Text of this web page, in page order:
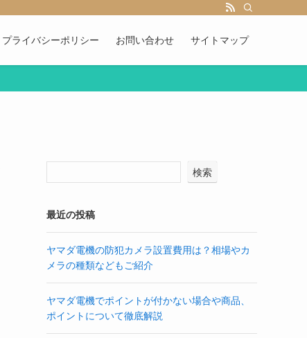
プライバシーポリシー お問い合わせ サイトマップ
検索
最近の投稿
ヤマダ電機の防犯カメラ設置費用は？相場やカ
メラの種類などもご紹介
ヤマダ電機でポイントが付かない場合や商品、
ポイントについて徹底解説